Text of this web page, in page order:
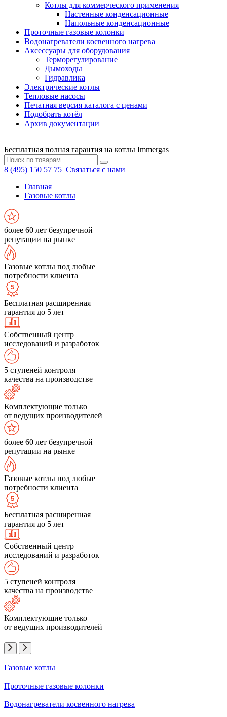
Котлы для коммерческого применения
Настенные конденсационные
Напольные конденсационные
Проточные газовые колонки
Водонагреватели косвенного нагрева
Аксессуары для оборудования
Терморегулирование
Дымоходы
Гидравлика
Электрические котлы
Тепловые насосы
Печатная версия каталога с ценами
Подобрать котёл
Архив документации
Бесплатная полная гарантия на котлы Immergas
8 (495) 150 57 75 Связаться с нами
Главная
Газовые котлы
более 60 лет безупречной
репутации на рынке
Газовые котлы под любые
потребности клиента
Бесплатная расширенная
гарантия до 5 лет
Собственный центр
исследований и разработок
5 ступеней контроля
качества на производстве
Комплектующие только
от ведущих производителей
более 60 лет безупречной
репутации на рынке
Газовые котлы под любые
потребности клиента
Бесплатная расширенная
гарантия до 5 лет
Собственный центр
исследований и разработок
5 ступеней контроля
качества на производстве
Комплектующие только
от ведущих производителей
Газовые котлы
Проточные газовые колонки
Водонагреватели косвенного нагрева